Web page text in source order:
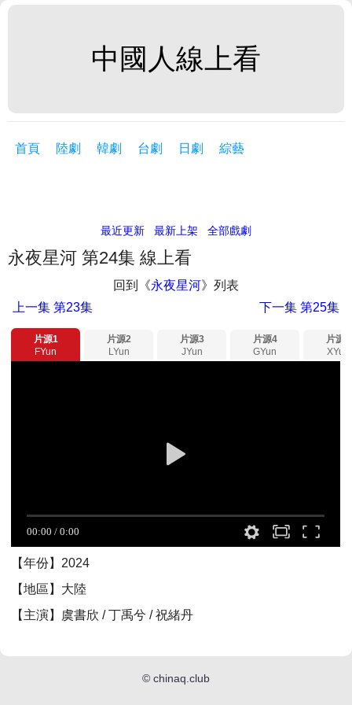
中國人線上看
首頁 陸劇 韓劇 台劇 日劇 綜藝
最近更新 最新上架 全部戲劇
永夜星河 第24集 線上看
回到《永夜星河》列表
上一集 第23集 下一集第25集
片源1
FYun
片源2
LYun
片源3
JYun
片源4
GYun
片源5
XYun
【年份】2024
【地區】大陸
【主演】虞書欣 / 丁禹兮 / 祝緒丹
© chinaq.club